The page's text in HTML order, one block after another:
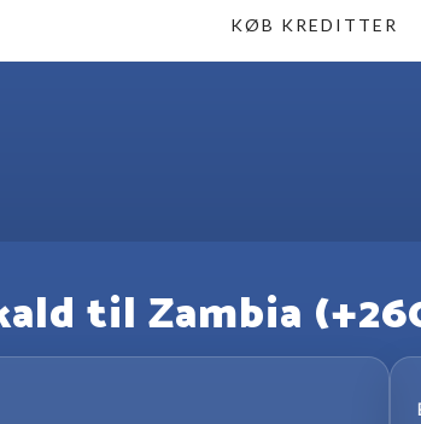
KØB KREDITTER
til Zambia